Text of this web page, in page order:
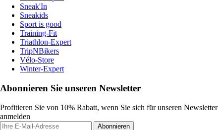
Sneak'In
Sneakids
Sport is good
Training-Fit
Triathlon-Expert
TripNBikers
Vélo-Store
Winter-Expert
Abonnieren Sie unseren Newsletter
Profitieren Sie von 10% Rabatt, wenn Sie sich für unseren Newsletter
anmelden
Abonnieren